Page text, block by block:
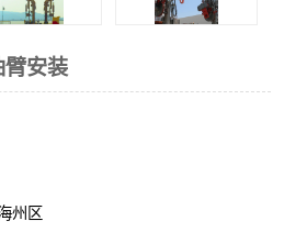
臂安装
州区